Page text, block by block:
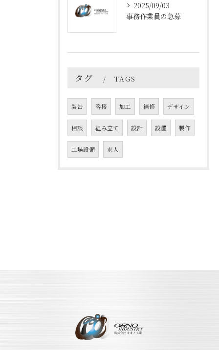
2025/09/03
事務作業員の急募
タグ TAGS
製缶 溶接 加工 補修 デザイン
相談 組み立て 設計 設置 製作
工場設備 求人